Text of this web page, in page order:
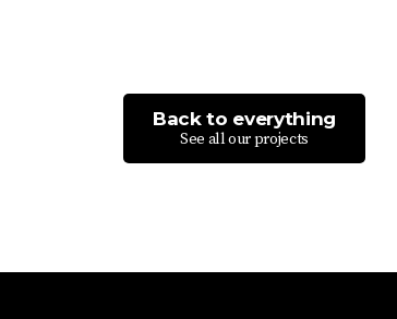
Back to everything
See all our projects